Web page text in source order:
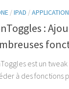
/IPAD /
:
est un
à des fonctions